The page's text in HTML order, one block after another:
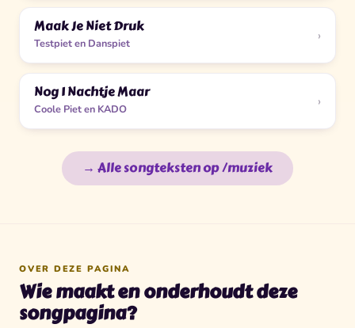
Maak Je Niet Druk
Testpiet en Danspiet ›
Nog 1 Nachtje Maar
Coole Piet en KADO ›
→ Alle songteksten op /muziek
OVER DEZE PAGINA
Wie maakt en onderhoudt deze
songpagina?